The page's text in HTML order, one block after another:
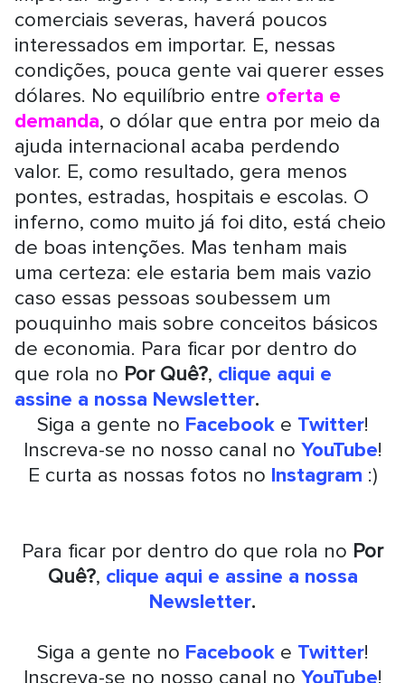
comerciais severas, haverá poucos
interessados em importar. E, nessas
condições, pouca gente vai querer esses
dólares. No equilíbrio entre oferta e
demanda, o dólar que entra por meio da
ajuda internacional acaba perdendo
valor. E, como resultado, gera menos
pontes, estradas, hospitais e escolas. O
inferno, como muito já foi dito, está cheio
de boas intenções. Mas tenham mais
uma certeza: ele estaria bem mais vazio
caso essas pessoas soubessem um
pouquinho mais sobre conceitos básicos
de economia. Para ficar por dentro do
que rola no Por Quê?, clique aqui e
assine a nossa Newsletter.
Siga a gente no Facebooke Twitter!
Inscreva-se no nosso canal no YouTube!
E curta as nossas fotos no Instagram :)
Para ficar por dentro do que rola no Por
Quê?, clique aqui e assine a nossa
Newsletter.
Siga a gente no Facebooke Twitter!
Inscreva-se no nosso canal no YouTube!